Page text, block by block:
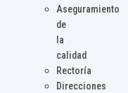
Aseguramiento
de
la
calidad
Rectoría
Direcciones